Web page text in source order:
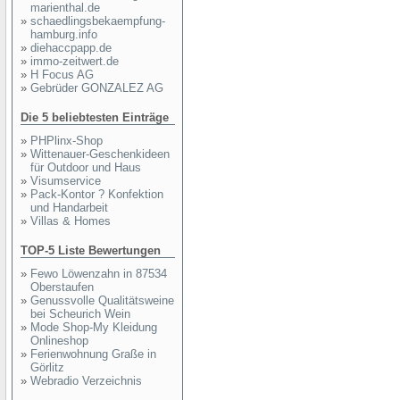
marienthal.de
» schaedlingsbekaempfung-
hamburg.info
» diehaccpapp.de
» immo-zeitwert.de
» H Focus AG
» Gebrüder GONZALEZ AG
Die 5 beliebtesten Einträge
» PHPlinx-Shop
» Wittenauer-Geschenkideen
für Outdoor und Haus
» Visumservice
» Pack-Kontor ? Konfektion
und Handarbeit
» Villas & Homes
TOP-5 Liste Bewertungen
» Fewo Löwenzahn in 87534
Oberstaufen
» Genussvolle Qualitätsweine
bei Scheurich Wein
» Mode Shop-My Kleidung
Onlineshop
» Ferienwohnung Graße in
Görlitz
» Webradio Verzeichnis